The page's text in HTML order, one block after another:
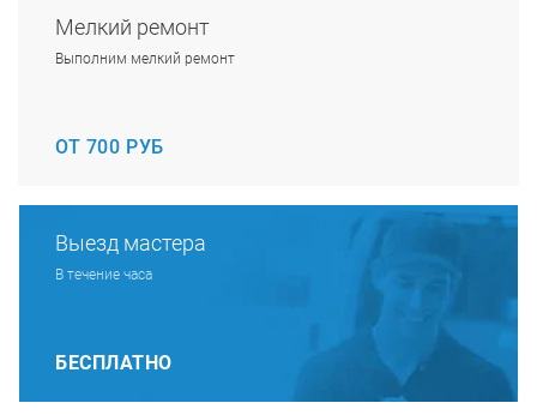
Мелкий ремонт
Выполним мелкий ремонт
ОТ 700 РУБ
Выезд мастера
В течение часа
БЕСПЛАТНО